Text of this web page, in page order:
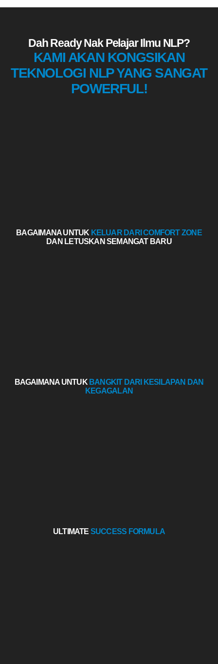
Dah Ready Nak Pelajar Ilmu NLP?
KAMI AKAN KONGSIKAN
TEKNOLOGI NLP YANG SANGAT
POWERFUL!
BAGAIMANA UNTUK KELUAR DARI COMFORT ZONE
DAN LETUSKAN SEMANGAT BARU
BAGAIMANA UNTUK BANGKIT DARI KESILAPAN DAN
KEGAGALAN
ULTIMATE SUCCESS FORMULA